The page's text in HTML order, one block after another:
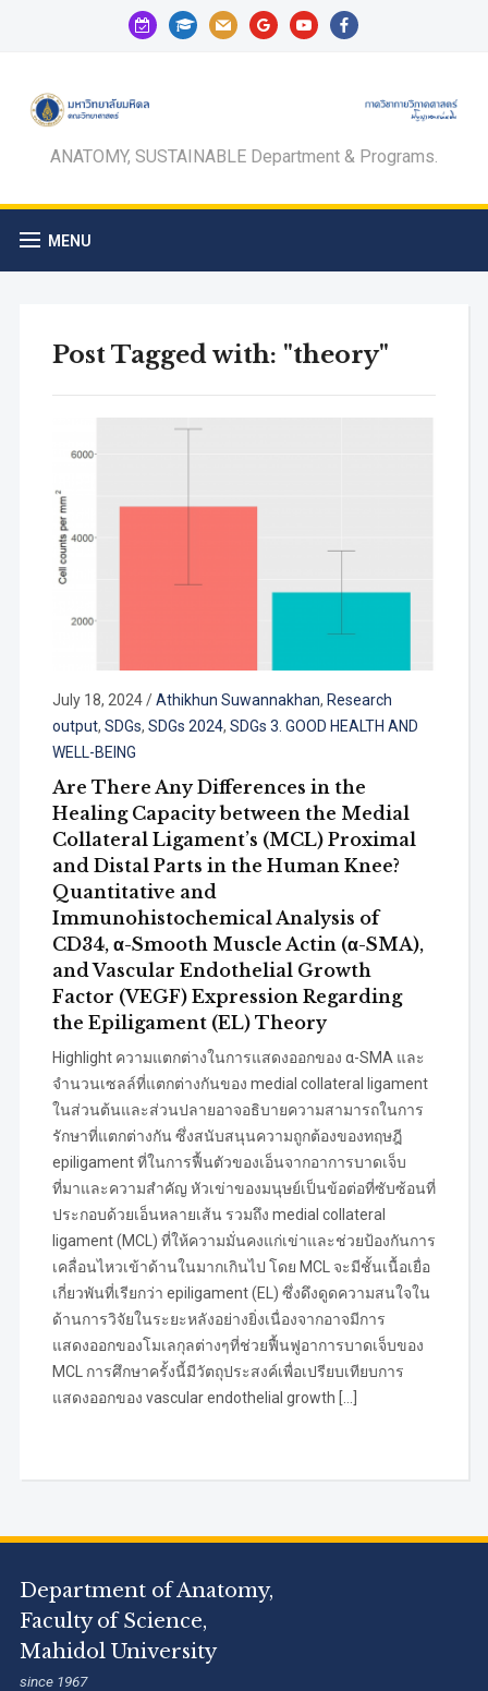
calendar-
check-
graduation-
cap
mail googleyoutubefacebook
ANATOMY, SUSTAINABLE Department & Programs.
MENU
Post Tagged with: "theory"
July 18, 2024/Athikhun Suwannakhan, Research
output, SDGs, SDGs 2024, SDGs 3. GOOD HEALTH AND
WELL-BEING
Are There Any Differences in the
Healing Capacity between the Medial
Collateral Ligament’s (MCL) Proximal
and Distal Parts in the Human Knee?
Quantitative and
Immunohistochemical Analysis of
CD34, α-Smooth Muscle Actin (α-SMA),
and Vascular Endothelial Growth
Factor (VEGF) Expression Regarding
the Epiligament (EL) Theory
Highlight ความแตกต่างในการแสดงออกของ α-SMA และ
จำนวนเซลล์ที่แตกต่างกันของ medial collateral ligament
ในส่วนต้นและส่วนปลายอาจอธิบายความสามารถในการ
รักษาที่แตกต่างกัน ซึ่งสนับสนุนความถูกต้องของทฤษฎี
epiligament ที่ในการฟื้นตัวของเอ็นจากอาการบาดเจ็บ
ที่มาและความสำคัญ หัวเข่าของมนุษย์เป็นข้อต่อที่ซับซ้อนที่
ประกอบด้วยเอ็นหลายเส้น รวมถึง medial collateral
ligament (MCL) ที่ให้ความมั่นคงแก่เข่าและช่วยป้องกันการ
เคลื่อนไหวเข้าด้านในมากเกินไป โดย MCL จะมีชั้นเนื้อเยื่อ
เกี่ยวพันที่เรียกว่า epiligament (EL) ซึ่งดึงดูดความสนใจใน
ด้านการวิจัยในระยะหลังอย่างยิ่งเนื่องจากอาจมีการ
แสดงออกของโมเลกุลต่างๆที่ช่วยฟื้นฟูอาการบาดเจ็บของ
MCL การศึกษาครั้งนี้มีวัตถุประสงค์เพื่อเปรียบเทียบการ
แสดงออกของ vascular endothelial growth […]
Department of Anatomy,
Faculty of Science,
Mahidol University
since 1967